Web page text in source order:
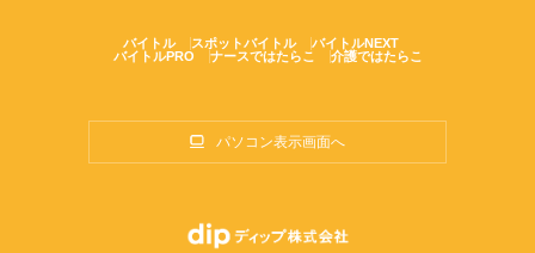
バイトル スポットバイトル
バイトルNEXT
バイトルPRO
ナースではたらこ 介護ではたらこ
パソコン表示画面へ